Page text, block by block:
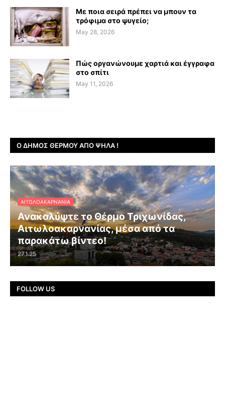
Με ποια σειρά πρέπει να μπουν τα
τρόφιμα στο ψυγείο;
May 28, 2026
Πώς οργανώνουμε χαρτιά και έγγραφα
στο σπίτι
May 11, 2026
Ο ΔΉΜΟΣ ΘΈΡΜΟΥ ΑΠΌ ΨΗΛΆ !
ΑΙΤΩΛΟΑΚΑΡΝΑΝΊΑ
Ανακαλύψτε το Θέρμο Τριχωνίδας,
Αιτωλοακαρνανίας, μέσα από τα
παρακάτω βίντεο!
27.1.25
FOLLOW US